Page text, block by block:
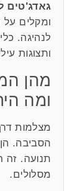
גאדג'טים
ומקלים על
לנהיגה.
ותצוגות
מהן
ומה
מצלמות
הסביבה.
תנועה. זה
מסלולים.